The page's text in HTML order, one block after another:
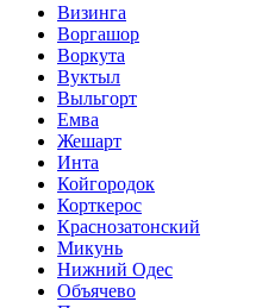
Визинга
Воргашор
Воркута
Вуктыл
Выльгорт
Емва
Жешарт
Инта
Койгородок
Корткерос
Краснозатонский
Микунь
Нижний Одес
Объячево